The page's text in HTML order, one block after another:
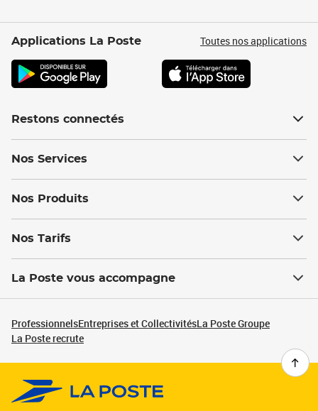
Applications La Poste Toutes nos applications
Restons connectés
Nos Services
Nos Produits
Nos Tarifs
La Poste vous accompagne
ProfessionnelsEntreprises et CollectivitésLa Poste Groupe
La Poste recrute